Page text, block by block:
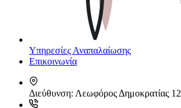
Υπηρεσίες Αναπαλαίωσης
Επικοινωνία
Διεύθυνση: Λεωφόρος Δημοκρατίας 12